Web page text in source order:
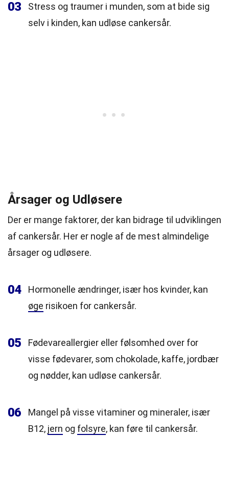
03
Stress og traumer i munden, som at bide sig
selv i kinden, kan udløse cankersår.
Årsager og Udløsere
Der er mange faktorer, der kan bidrage til udviklingen
af cankersår. Her er nogle af de mest almindelige
årsager og udløsere.
04
Hormonelle ændringer, især hos kvinder, kan
øge risikoen for cankersår.
05
Fødevareallergier eller følsomhed over for
visse fødevarer, som chokolade, kaffe, jordbær
og nødder, kan udløse cankersår.
06
Mangel på visse vitaminer og mineraler, især
B12, jern og folsyre, kan føre til cankersår.